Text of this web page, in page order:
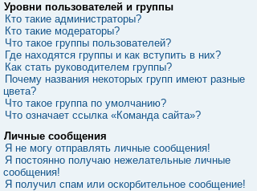
Уровни пользователей и группы
Кто такие администраторы?
Кто такие модераторы?
Что такое группы пользователей?
Где находятся группы и как вступить в них?
Как стать руководителем группы?
Почему названия некоторых групп имеют разные
цвета?
Что такое группа по умолчанию?
Что означает ссылка «Команда сайта»?
Личные сообщения
Я не могу отправлять личные сообщения!
Я постоянно получаю нежелательные личные
сообщения!
Я получил спам или оскорбительное сообщение!